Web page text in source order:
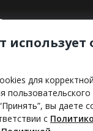
д. 12Е, пом. 282
для
вы даете
с